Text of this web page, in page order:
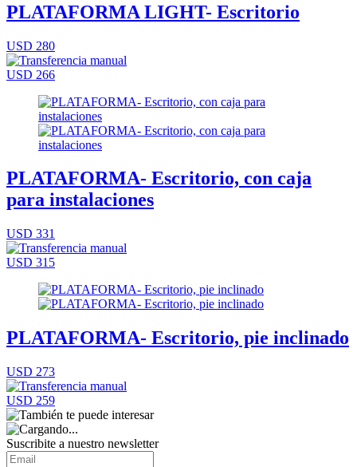
PLATAFORMA LIGHT- Escritorio
USD 280
USD 266
PLATAFORMA- Escritorio, con caja
para instalaciones
USD 331
USD 315
PLATAFORMA- Escritorio, pie inclinado
USD 273
USD 259
Suscribite a nuestro newsletter